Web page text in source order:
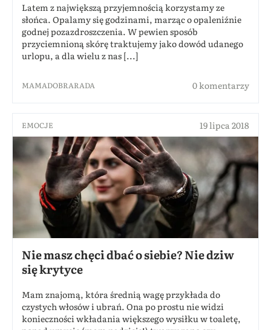
Latem z największą przyjemnością korzystamy ze
słońca. Opalamy się godzinami, marząc o opaleniźnie
godnej pozazdroszczenia. W pewien sposób
przyciemnioną skórę traktujemy jako dowód udanego
urlopu, a dla wielu z nas [...]
MAMADOBRARADA 0 komentarzy
EMOCJE 19 lipca 2018
Nie masz chęci dbać o siebie? Nie dziw
się krytyce
Mam znajomą, która średnią wagę przykłada do
czystych włosów i ubrań. Ona po prostu nie widzi
konieczności wkładania większego wysiłku w toaletę,